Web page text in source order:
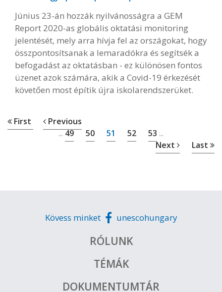
Június 23-án hozzák nyilvánosságra a GEM
Report 2020-as globális oktatási monitoring
jelentését, mely arra hívja fel az országokat, hogy
összpontosítsanak a lemaradókra és segítsék a
befogadást az oktatásban - ez különösen fontos
üzenet azok számára, akik a Covid-19 érkezését
követően most építik újra iskolarendszerüket.
First Previous
... 49 50 51 52 53 ...
Next Last
Kövess minket unescohungary
RÓLUNK
TÉMÁK
DOKUMENTUMTÁR